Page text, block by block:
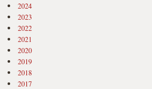
2024
2023
2022
2021
2020
2019
2018
2017